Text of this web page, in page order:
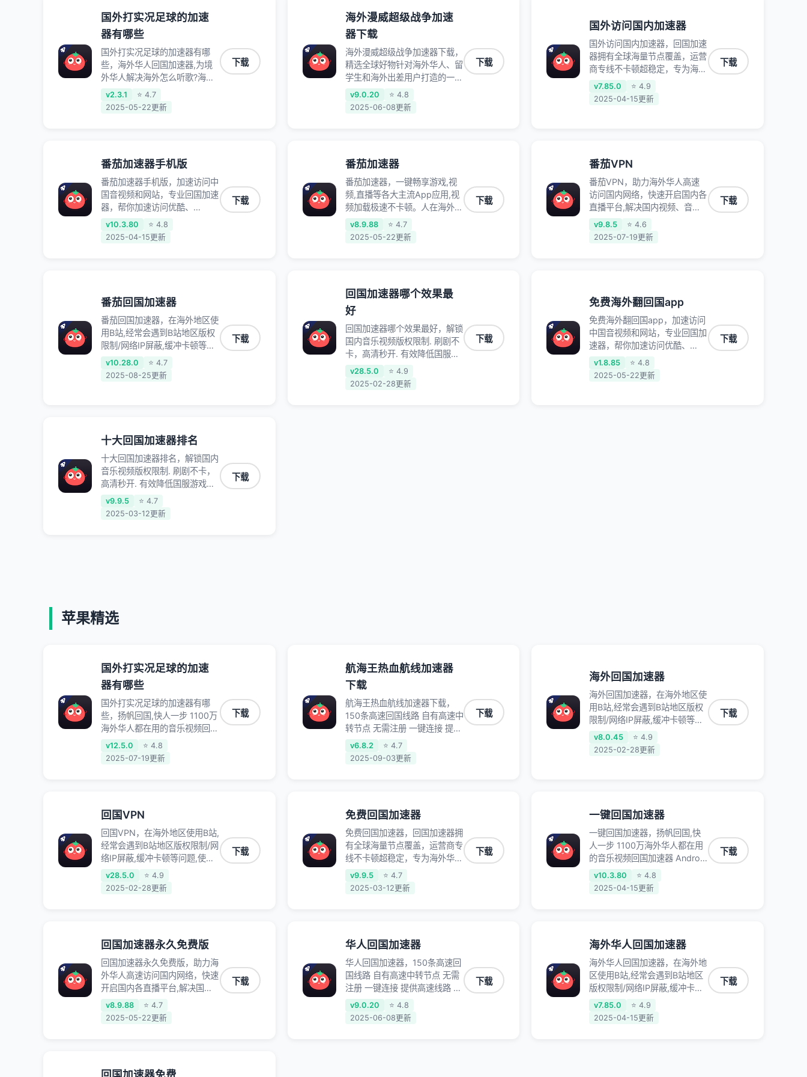
国外打实况足球的加速
器有哪些
国外打实况足球的加速器有哪
些，海外华人回国加速器,为境
外华人解决海外怎么听歌?海外
怎么看剧?海外怎么玩游戏不卡
等境外难题,全球回国稳定国内
v2.3.1
⭐ 4.7
2025-05-22更新
下载
海外漫威超级战争加速
器下载
海外漫威超级战争加速器下载，
精选全球好物针对海外华人、留
学生和海外出差用户打造的一款
高质量专属回国加速器,只要身
处海外即可一键加速畅享国内网
v9.0.20
⭐ 4.8
2025-06-08更新
下载
国外访问国内加速器
国外访问国内加速器，回国加速
器拥有全球海量节点覆盖，运营
商专线不卡顿超稳定，专为海外
华人和留学生打造，帮助海外华
人免除地域限制，随时高速稳定
v7.85.0
⭐ 4.9
2025-04-15更新
下载
番茄加速器手机版
番茄加速器手机版，加速访问中
国音视频和网站，专业回国加速
器，帮你加速访问优酷、
bilibili、腾讯视频、爱奇艺等，
加速国服游戏，例如原神、阴阳
各种服务,回国加速器致力于帮
助海外华人和留学生、港澳台地
区用户提供最好的回国游戏和音
乐视频加速服务，可以在海外或
港澳台地区流畅加速国服游戏和
音视频服务，提供专业稳定的全
球回国线路和游戏加速专线。能
制，带你穿梭加速回国。目前已
有上百万用户，用户整体好评
95%以上，一对一在线客服支
持，保障你的使用体验。
v10.3.80
⭐ 4.8
2025-04-15更新
下载
番茄加速器
番茄加速器，一键畅享游戏,视
频,直播等各大主流App应用,视
频加载极速不卡顿。人在海外听
歌,玩国服游戏 简单易用。
v8.9.88
⭐ 4.7
2025-05-22更新
下载
番茄VPN
番茄VPN，助力海外华人高速
访问国内网络，快速开启国内各
直播平台,解决国内视频、音乐
卡顿问题；更能加速海量国服游
戏，超低延迟稳定不掉线,畅享
v9.8.5
⭐ 4.6
2025-07-19更新
下载
番茄回国加速器
番茄回国加速器，在海外地区使
用B站,经常会遇到B站地区版权
限制/网络IP屏蔽,缓冲卡顿等问
题,使用我们的哔哩哔哩专用回
国VPN,可加速解决各类网络问
v10.28.0
⭐ 4.7
2025-08-25更新
下载
回国加速器哪个效果最
好
回国加速器哪个效果最好，解锁
国内音乐视频版权限制. 刷剧不
卡，高清秒开. 有效降低国服游
戏延迟. 提升国内主流应用访问
速度 ; 独创加速黑科技 · 海量边
v28.5.0
⭐ 4.9
2025-02-28更新
下载
免费海外翻回国app
免费海外翻回国app，加速访问
中国音视频和网站，专业回国加
速器，帮你加速访问优酷、
bilibili、腾讯视频、爱奇艺等，
加速国服游戏，例如原神、阴阳
v1.8.85
⭐ 4.8
2025-05-22更新
下载
十大回国加速器排名
十大回国加速器排名，解锁国内
音乐视频版权限制. 刷剧不卡，
高清秒开. 有效降低国服游戏延
迟. 提升国内主流应用访问速度
; 独创加速黑科技 · 海量边缘. 动
v9.9.5
⭐ 4.7
2025-03-12更新
下载
苹果精选
国外打实况足球的加速
器有哪些
国外打实况足球的加速器有哪
些，扬帆回国,快人一步 1100万
海外华人都在用的音乐视频回国
加速器 Android iOS Windows
Mac TV VIP 支持多种加速场景
v12.5.0
⭐ 4.8
2025-07-19更新
下载
航海王热血航线加速器
下载
航海王热血航线加速器下载，
150条高速回国线路 自有高速中
转节点 无需注册 一键连接 提供
高速线路 应用内直达视频音乐
app,快人一步 应用模式 App互
v6.8.2
⭐ 4.7
2025-09-03更新
下载
海外回国加速器
海外回国加速器，在海外地区使
用B站,经常会遇到B站地区版权
限制/网络IP屏蔽,缓冲卡顿等问
题,使用我们的哔哩哔哩专用回
国VPN,可加速解决各类网络问
v8.0.45
⭐ 4.9
2025-02-28更新
下载
回国VPN
回国VPN，在海外地区使用B站,
经常会遇到B站地区版权限制/网
络IP屏蔽,缓冲卡顿等问题,使用
我们的哔哩哔哩专用回国VPN,
可加速解决各类网络问题,一键
v28.5.0
⭐ 4.9
2025-02-28更新
下载
免费回国加速器
免费回国加速器，回国加速器拥
有全球海量节点覆盖，运营商专
线不卡顿超稳定，专为海外华人
和留学生打造，帮助海外华人免
除地域限制，随时高速稳定低延
v9.9.5
⭐ 4.7
2025-03-12更新
下载
一键回国加速器
一键回国加速器，扬帆回国,快
人一步 1100万海外华人都在用
的音乐视频回国加速器 Android
iOS Windows Mac TV VIP 支
持多种加速场景 了解更多 看视
v10.3.80
⭐ 4.8
2025-04-15更新
下载
回国加速器永久免费版
回国加速器永久免费版，助力海
外华人高速访问国内网络，快速
开启国内各直播平台,解决国内
视频、音乐卡顿问题；更能加速
海量国服游戏，超低延迟稳定不
v8.9.88
⭐ 4.7
2025-05-22更新
下载
华人回国加速器
华人回国加速器，150条高速回
国线路 自有高速中转节点 无需
注册 一键连接 提供高速线路 应
用内直达视频音乐app,快人一
步 应用模式 App互不干扰 不间
v9.0.20
⭐ 4.8
2025-06-08更新
下载
海外华人回国加速器
海外华人回国加速器，在海外地
区使用B站,经常会遇到B站地区
版权限制/网络IP屏蔽,缓冲卡顿
等问题,使用我们的哔哩哔哩专
用回国VPN,可加速解决各类网
v7.85.0
⭐ 4.9
2025-04-15更新
下载
回国加速器免费